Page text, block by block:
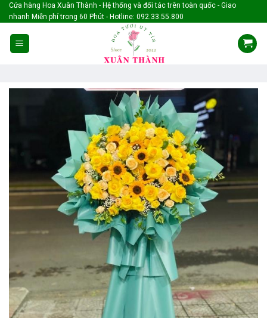
Skip
to
content
Cửa hàng Hoa Xuân Thành - Hệ thống và đối tác trên toàn quốc - Giao
nhanh Miễn phí trong 60 Phút - Hotline: 092.33.55.800